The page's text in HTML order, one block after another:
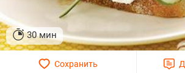
30 мин